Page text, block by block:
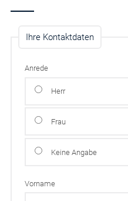
Ihre Kontaktdaten
Anrede
Herr
Frau
Keine Angabe
Vorname